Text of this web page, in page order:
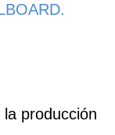
producción